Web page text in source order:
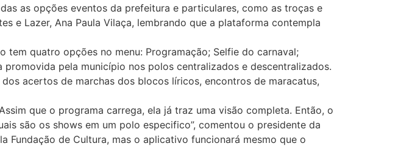
as opções eventos da prefeitura e particulares, como as troças e
e Lazer, Ana Paula Vilaça, lembrando que a plataforma contempla
tem quatro opções no menu: Programação; Selfie do carnaval;
pela município nos polos centralizados e descentralizados.
acertos de marchas dos blocos líricos, encontros de maracatus,
que o programa carrega, ela já traz uma visão completa. Então, o
são os shows em um polo especifico”, comentou o presidente da
Fundação de Cultura, mas o aplicativo funcionará mesmo que o